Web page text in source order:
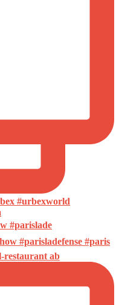
#parislade
restaurant ab